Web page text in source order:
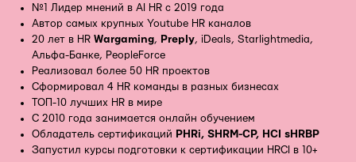
№1 Лидер мнений в AI HR с 2019 года
Автор самых крупных Youtube HR каналов
20 лет в HR Wargaming, Preply, iDeals, Starlightmedia,
Альфа-Банке, PeopleForce
Реализовал более 50 HR проектов
Сформировал 4 HR команды в разных бизнесах
ТОП-10 лучших HR в мире
С 2010 года занимается онлайн обучением
Обладатель сертификаций PHRi, SHRM-CP, HCI sHRBP
Запустил курсы подготовки к сертификации HRCI в 10+